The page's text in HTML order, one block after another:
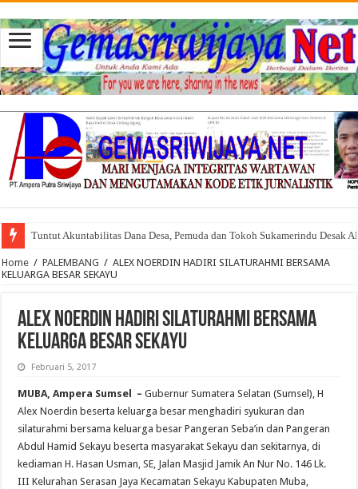
Tuntut Akuntabilitas Dana Desa, Pemuda dan Tokoh Sukamerindu Desak
Home / PALEMBANG / ALEX NOERDIN HADIRI SILATURAHMI BERSAMA
KELUARGA BESAR SEKAYU
ALEX NOERDIN HADIRI SILATURAHMI BERSAMA
KELUARGA BESAR SEKAYU
Februari 5, 2017
MUBA, Ampera Sumsel – Gubernur Sumatera Selatan (Sumsel), H
Alex Noerdin beserta keluarga besar menghadiri syukuran dan
silaturahmi bersama keluarga besar Pangeran Seba’in dan Pangeran
Abdul Hamid Sekayu beserta masyarakat Sekayu dan sekitarnya, di
kediaman H. Hasan Usman, SE, Jalan Masjid Jamik An Nur No. 146 Lk.
III Kelurahan Serasan Jaya Kecamatan Sekayu Kabupaten Muba,